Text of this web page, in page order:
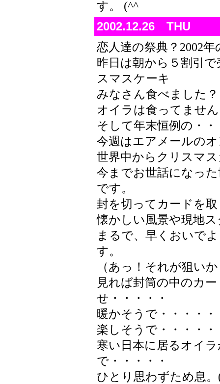
す。 (^^
2002.12.26 THU
恋人達の祭典？2002
昨日は朝から５割引
スマスケーキ
みなさん食べました？
オイラは食ってませ
そして年末恒例の・・
今週はエアメールの
世界中からクリスマ
今までお世話になっ
です。
封を切ってカードを
懐かしい風景や現地
まるで、早くおいで
す。
（あっ！それが狙い
見れば封筒の中のカ
せ・・・・・
暖かそうで・・・・・
楽しそうで・・・・・
寒い日本に居るオイ
で・・・・・
ひとり思わずため息